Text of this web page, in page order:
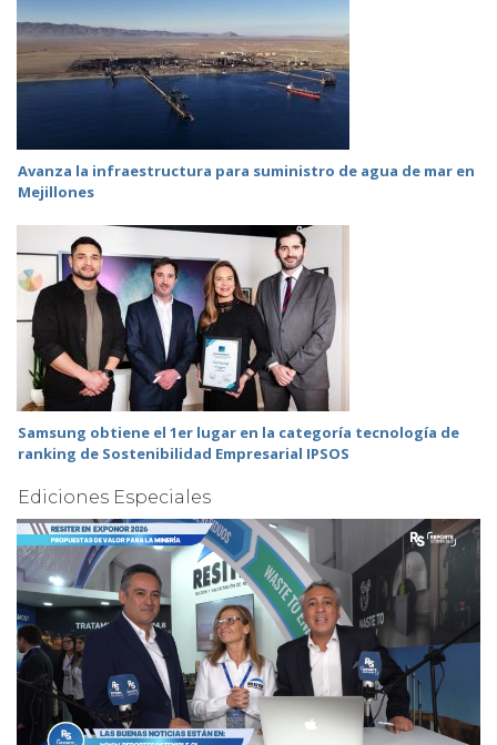
Avanza la infraestructura para suministro de agua de mar en
Mejillones
Samsung obtiene el 1er lugar en la categoría tecnología de
ranking de Sostenibilidad Empresarial IPSOS
Ediciones Especiales